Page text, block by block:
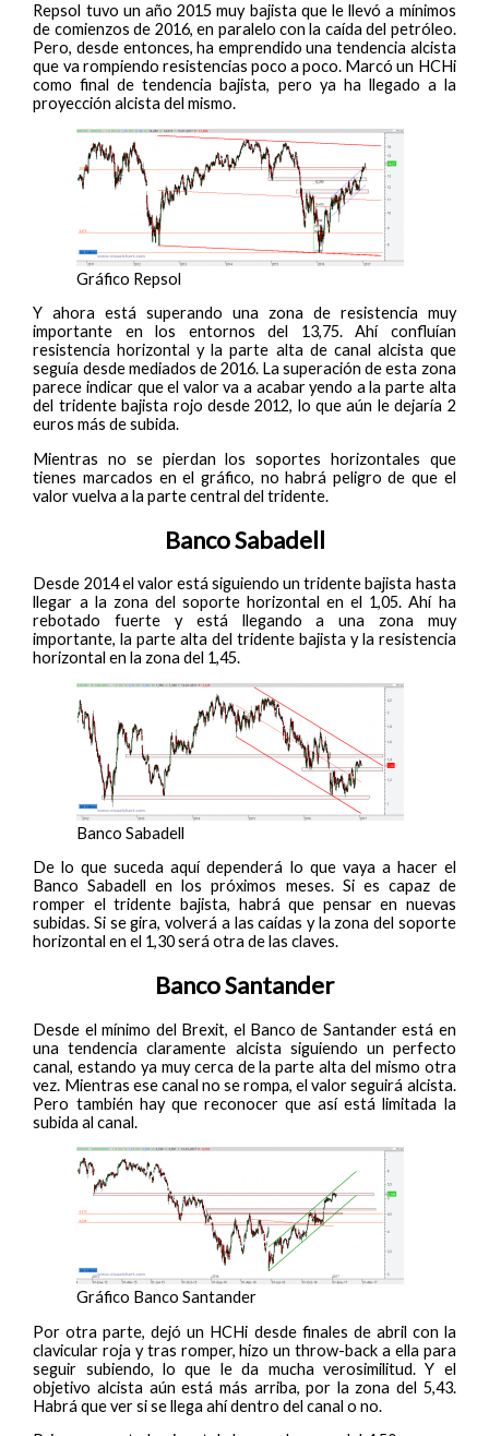
Repsol tuvo un año 2015 muy bajista que le llevó a mínimos
de comienzos de 2016, en paralelo con la caída del petróleo.
Pero, desde entonces, ha emprendido una tendencia alcista
que va rompiendo resistencias poco a poco. Marcó un HCHi
como final de tendencia bajista, pero ya ha llegado a la
proyección alcista del mismo.
Gráfico Repsol
Y ahora está superando una zona de resistencia muy
importante en los entornos del 13,75. Ahí confluían
resistencia horizontal y la parte alta de canal alcista que
seguía desde mediados de 2016. La superación de esta zona
parece indicar que el valor va a acabar yendo a la parte alta
del tridente bajista rojo desde 2012, lo que aún le dejaría 2
euros más de subida.
Mientras no se pierdan los soportes horizontales que
tienes marcados en el gráfico, no habrá peligro de que el
valor vuelva a la parte central del tridente.
Banco Sabadell
Desde 2014 el valor está siguiendo un tridente bajista hasta
llegar a la zona del soporte horizontal en el 1,05. Ahí ha
rebotado fuerte y está llegando a una zona muy
importante, la parte alta del tridente bajista y la resistencia
horizontal en la zona del 1,45.
Banco Sabadell
De lo que suceda aquí dependerá lo que vaya a hacer el
Banco Sabadell en los próximos meses. Si es capaz de
romper el tridente bajista, habrá que pensar en nuevas
subidas. Si se gira, volverá a las caídas y la zona del soporte
horizontal en el 1,30 será otra de las claves.
Banco Santander
Desde el mínimo del Brexit, el Banco de Santander está en
una tendencia claramente alcista siguiendo un perfecto
canal, estando ya muy cerca de la parte alta del mismo otra
vez. Mientras ese canal no se rompa, el valor seguirá alcista.
Pero también hay que reconocer que así está limitada la
subida al canal.
Gráfico Banco Santander
Por otra parte, dejó un HCHi desde finales de abril con la
clavicular roja y tras romper, hizo un throw-back a ella para
seguir subiendo, lo que le da mucha verosimilitud. Y el
objetivo alcista aún está más arriba, por la zona del 5,43.
Habrá que ver si se llega ahí dentro del canal o no.